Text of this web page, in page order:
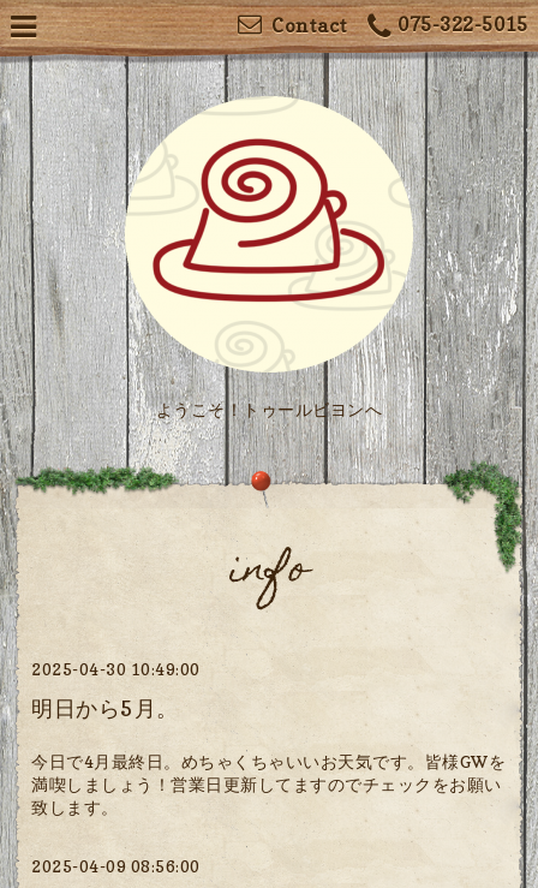
075-322-5015
Contact
ようこそ！トゥールビヨンへ
info
2025-04-30 10:49:00
明日から5月。
今日で4月最終日。めちゃくちゃいいお天気です。皆様GWを
満喫しましょう！営業日更新してますのでチェックをお願い
致します。
2025-04-09 08:56:00